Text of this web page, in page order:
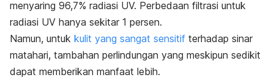
menyaring 96,7% radiasi UV. Perbedaan filtrasi untuk
radiasi UV hanya sekitar 1 persen.
Namun, untuk kulit yang sangat sensitif terhadap sinar
matahari, tambahan perlindungan yang meskipun sedikit
dapat memberikan manfaat lebih.